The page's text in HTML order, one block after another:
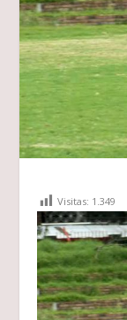
Visitas: 1.349